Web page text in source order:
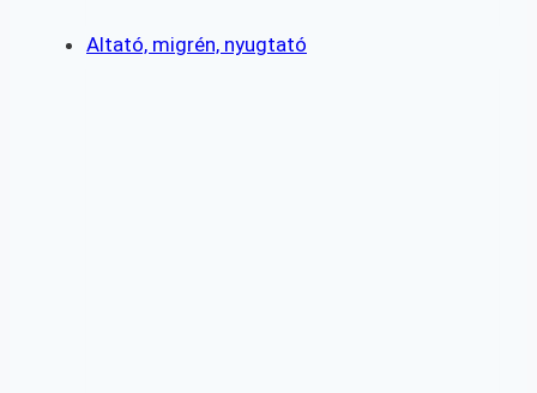
Altató, migrén, nyugtató